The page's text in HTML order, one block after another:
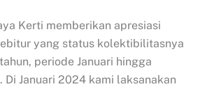
Kerti memberikan apresiasi
yang status kolektibilitasnya
periode Januari hingga
Di Januari 2024 kami laksanakan